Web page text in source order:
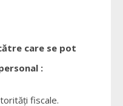
care se pot
:
fiscale.